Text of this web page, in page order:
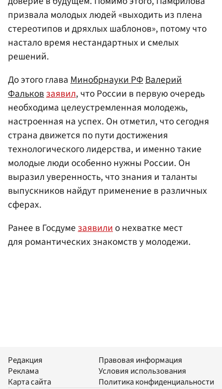
призвала молодых людей «выходить из плена
стереотипов и дряхлых шаблонов», потому что
настало время нестандартных и смелых
решений.
До этого главаМинобрнауки РФВалерий
Фальковзаявил, что России в первую очередь
необходима целеустремленная молодежь,
настроенная на успех. Он отметил, что сегодня
страна движется по пути достижения
технологического лидерства, и именно такие
молодые люди особенно нужны России. Он
выразил уверенность, что знания и таланты
выпускников найдут применение в различных
сферах.
Ранее в Госдумезаявилио нехватке мест
для романтических знакомств у молодежи.
Редакция
Реклама
Карта сайта
Правовая информация
Условия использования
Политика конфиденциальности